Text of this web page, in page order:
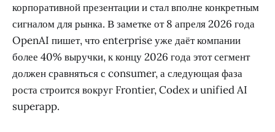
корпоративной презентации и стал вполне конкретным
сигналом для рынка. В заметке от 8 апреля 2026 года
OpenAI пишет, что enterprise уже даёт компании
более 40% выручки, к концу 2026 года этот сегмент
должен сравняться с consumer, а следующая фаза
роста строится вокруг Frontier, Codex и unified AI
superapp.